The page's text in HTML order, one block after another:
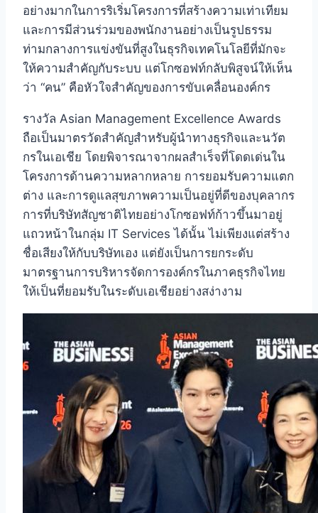
อย่างมากในการริเริ่มโครงการที่สร้างความเท่าเทียม
และการมีส่วนร่วมของพนักงานอย่างเป็นรูปธรรม
ท่ามกลางการแข่งขันที่สูงในธุรกิจเทคโนโลยีที่มักจะ
ให้ความสำคัญกับระบบ แต่โกซอฟท์กลับพิสูจน์ให้เห็น
ว่า “คน” คือหัวใจสำคัญของการขับเคลื่อนองค์กร
รางวัล Asian Management Excellence Awards
ถือเป็นมาตรวัดสำคัญสำหรับผู้นำทางธุรกิจและนวัต
กรในเอเชีย โดยพิจารณาจากผลสำเร็จที่โดดเด่นใน
โครงการด้านความหลากหลาย การยอมรับความแตก
ต่าง และการดูแลสุขภาพความเป็นอยู่ที่ดีของบุคลากร
การที่บริษัทสัญชาติไทยอย่างโกซอฟท์ก้าวขึ้นมาอยู่
แถวหน้าในกลุ่ม IT Services ได้นั้น ไม่เพียงแต่สร้าง
ชื่อเสียงให้กับบริษัทเอง แต่ยังเป็นการยกระดับ
มาตรฐานการบริหารจัดการองค์กรในภาคธุรกิจไทย
ให้เป็นที่ยอมรับในระดับเอเชียอย่างสง่างาม